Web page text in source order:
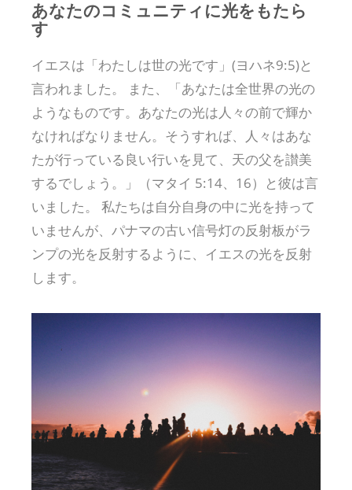
あなたのコミュニティに光をもたら
す
イエスは「わたしは世の光です」(ヨハネ9:5)と
言われました。 また、「あなたは全世界の光の
ようなものです。あなたの光は人々の前で輝か
なければなりません。そうすれば、人々はあな
たが行っている良い行いを見て、天の父を讃美
するでしょう。」（マタイ 5:14、16）と彼は言
いました。 私たちは自分自身の中に光を持って
いませんが、パナマの古い信号灯の反射板がラ
ンプの光を反射するように、イエスの光を反射
します。